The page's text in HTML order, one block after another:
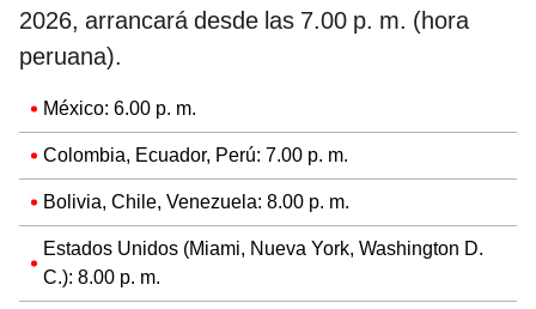
2026, arrancará desde las 7.00 p. m. (hora
peruana).
México: 6.00 p. m.
Colombia, Ecuador, Perú: 7.00 p. m.
Bolivia, Chile, Venezuela: 8.00 p. m.
Estados Unidos (Miami, Nueva York, Washington D.
C.): 8.00 p. m.